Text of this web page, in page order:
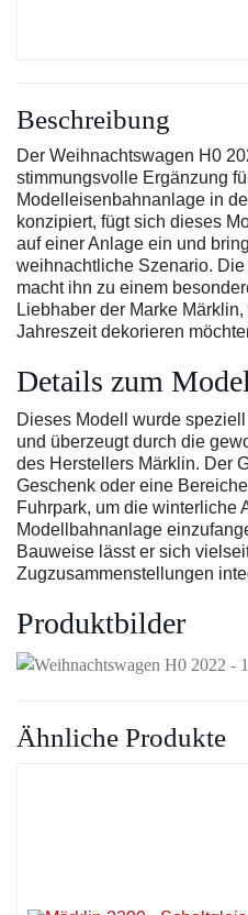
Beschreibung
Der Weihnachtswagen H0
stimmungsvolle Ergänzung
Modelleisenbahnanlage in
konzipiert, fügt sich dieses
auf einer Anlage ein und
weihnachtliche Szenario.
macht ihn zu einem
Liebhaber der Marke
Jahreszeit dekorieren
Details zum
Dieses Modell wurde
und überzeugt durch die
des Herstellers Märklin. Der
Geschenk oder eine
Fuhrpark, um die winterliche
Modellbahnanlage
Bauweise lässt er sich
Zugzusammenstellungen
Produktbilder
Ähnliche Produkte